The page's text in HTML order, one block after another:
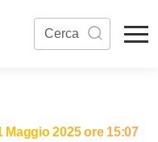
Maggio 2025 ore 15:07